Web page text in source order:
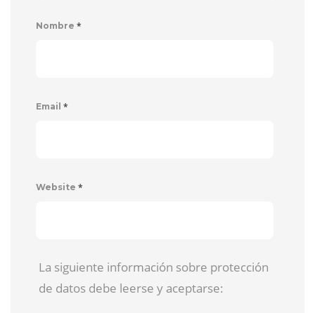
Nombre *
Email *
Website *
La siguiente información sobre protección
de datos debe leerse y aceptarse: